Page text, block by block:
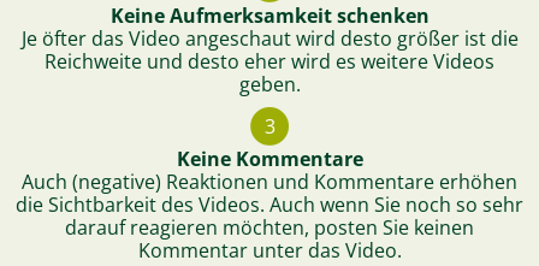
Keine Aufmerksamkeit schenken
Je öfter das Video angeschaut wird desto größer ist die
Reichweite und desto eher wird es weitere Videos
geben.
3
Keine Kommentare
Auch (negative) Reaktionen und Kommentare erhöhen
die Sichtbarkeit des Videos. Auch wenn Sie noch so sehr
darauf reagieren möchten, posten Sie keinen
Kommentar unter das Video.